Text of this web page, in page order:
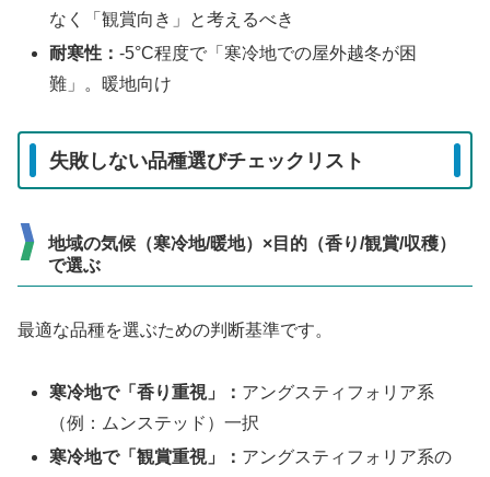
なく「観賞向き」と考えるべき
耐寒性：-5°C程度で「寒冷地での屋外越冬が困
難」。暖地向け
失敗しない品種選びチェックリスト
地域の気候（寒冷地/暖地）×目的（香り/観賞/収穫）
で選ぶ
最適な品種を選ぶための判断基準です。
寒冷地で「香り重視」： アングスティフォリア系
（例：ムンステッド）一択
寒冷地で「観賞重視」： アングスティフォリア系の